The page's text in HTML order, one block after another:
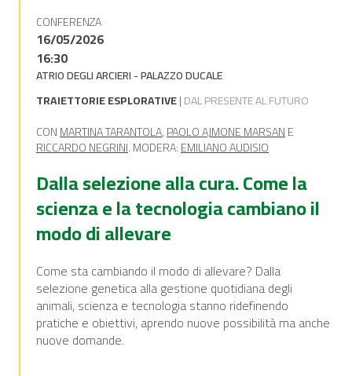
CONFERENZA
16/05/2026
16:30
ATRIO DEGLI ARCIERI - PALAZZO DUCALE
TRAIETTORIE ESPLORATIVE|DAL PRESENTE AL FUTURO
CONMARTINA TARANTOLA,PAOLO AJMONE MARSANE
RICCARDO NEGRINI. MODERA:EMILIANO AUDISIO
Dalla selezione alla cura. Come la
scienza e la tecnologia cambiano il
modo di allevare
Come sta cambiando il modo di allevare? Dalla
selezione genetica alla gestione quotidiana degli
animali, scienza e tecnologia stanno ridefinendo
pratiche e obiettivi, aprendo nuove possibilità ma anche
nuove domande.